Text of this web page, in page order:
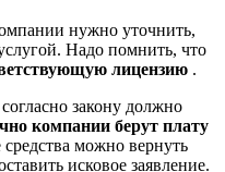
нужно уточнить,
Надо помнить, что
лицензию .
закону должно
компании берут плату
можно вернуть
исковое заявление.